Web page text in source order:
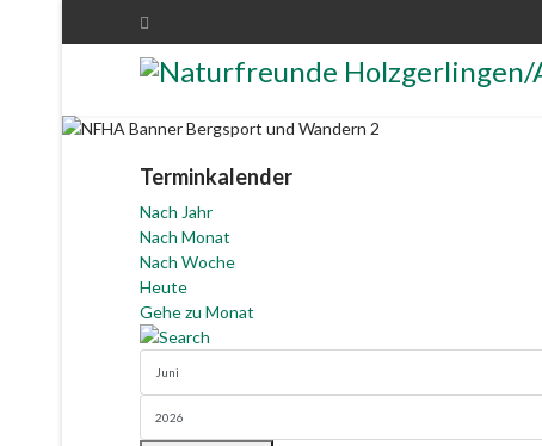
Terminkalender
Nach Jahr
Nach Monat
Nach Woche
Heute
Gehe zu Monat